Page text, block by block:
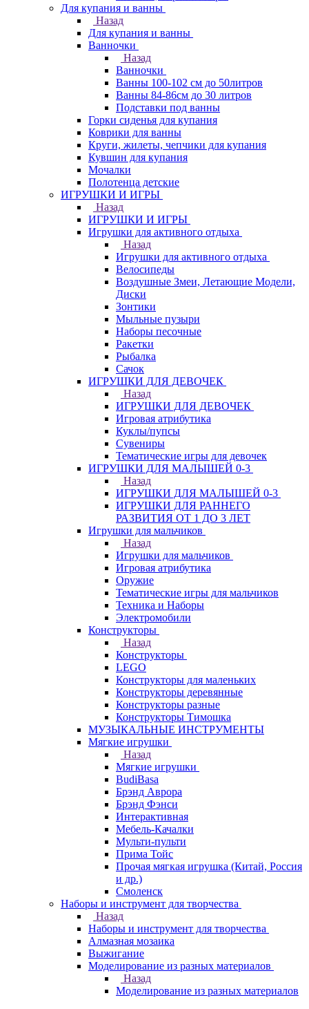
Для купания и ванны
Назад
Для купания и ванны
Ванночки
Назад
Ванночки
Ванны 100-102 см до 50литров
Ванны 84-86см до 30 литров
Подставки под ванны
Горки сиденья для купания
Коврики для ванны
Круги, жилеты, чепчики для купания
Кувшин для купания
Мочалки
Полотенца детские
ИГРУШКИ И ИГРЫ
Назад
ИГРУШКИ И ИГРЫ
Игрушки для активного отдыха
Назад
Игрушки для активного отдыха
Велосипеды
Воздушные Змеи, Летающие Модели,
Диски
Зонтики
Мыльные пузыри
Наборы песочные
Ракетки
Рыбалка
Сачок
ИГРУШКИ ДЛЯ ДЕВОЧЕК
Назад
ИГРУШКИ ДЛЯ ДЕВОЧЕК
Игровая атрибутика
Куклы/пупсы
Сувениры
Тематические игры для девочек
ИГРУШКИ ДЛЯ МАЛЫШЕЙ 0-3
Назад
ИГРУШКИ ДЛЯ МАЛЫШЕЙ 0-3
ИГРУШКИ ДЛЯ РАННЕГО
РАЗВИТИЯ ОТ 1 ДО 3 ЛЕТ
Игрушки для мальчиков
Назад
Игрушки для мальчиков
Игровая атрибутика
Оружие
Тематические игры для мальчиков
Техника и Наборы
Электромобили
Конструкторы
Назад
Конструкторы
LEGO
Конструкторы для маленьких
Конструкторы деревянные
Конструкторы разные
Конструкторы Тимошка
МУЗЫКАЛЬНЫЕ ИНСТРУМЕНТЫ
Мягкие игрушки
Назад
Мягкие игрушки
BudiBasa
Брэнд Аврора
Брэнд Фэнси
Интерактивная
Мебель-Качалки
Мульти-пульти
Прима Тойс
Прочая мягкая игрушка (Китай, Россия
и др.)
Смоленск
Наборы и инструмент для творчества
Назад
Наборы и инструмент для творчества
Алмазная мозаика
Выжигание
Моделирование из разных материалов
Назад
Моделирование из разных материалов